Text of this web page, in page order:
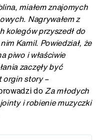
miałem znajomych
Nagrywałem z
kolegów przyszedł do
Kamil. Powiedział, że
piwo i właściwie
zaczęły być
orgin story –
do Za młodych
i robienie muzyczki